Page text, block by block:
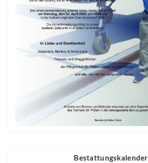
Bestattungskalender